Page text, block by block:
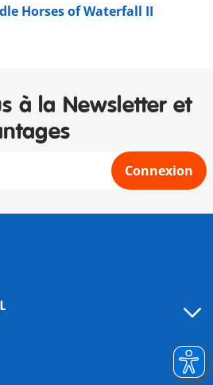
Horses of Waterfall II
à la Newsletter et
Connexion